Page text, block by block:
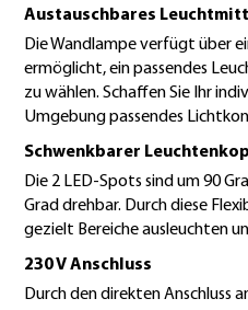
Austauschbares
Die Wandlampe verfügt über
ermöglicht, ein passendes
zu wählen. Schaffen Sie Ihr
Umgebung passendes
Schwenkbarer
Die 2 LED-Spots sind um 90
Grad drehbar. Durch diese
gezielt Bereiche ausleuchten
230 V Anschluss
Durch den direkten Anschluss